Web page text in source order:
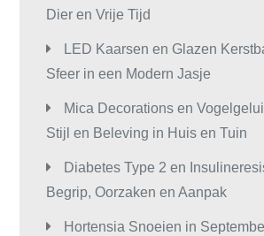
Dier en Vrije Tijd
LED Kaarsen en Glazen
Sfeer in een Modern Jasje
Mica Decorations en
Stijl en Beleving in Huis en Tuin
Diabetes Type 2 en
Begrip, Oorzaken en Aanpak
Hortensia Snoeien in